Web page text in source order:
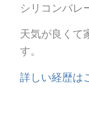
シリコンバレ
天気が良くて
す。
詳しい経歴は